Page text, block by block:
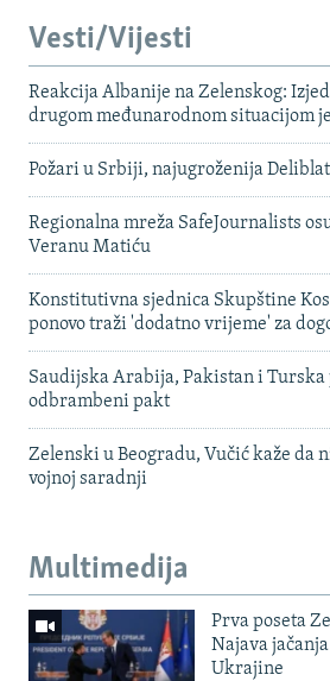
Vesti/Vijesti
Reakcija Albanije na Zelenskog:
drugom međunarodnom situacijom
Požari u Srbiji, najugroženija
Regionalna mreža SafeJournalists
Veranu Matiću
Konstitutivna sjednica Skupštine
ponovo traži 'dodatno vrijeme' za
Saudijska Arabija, Pakistan i
odbrambeni pakt
Zelenski u Beogradu, Vučić kaže da
vojnoj saradnji
Multimedija
Prva poseta
Najava
Ukrajine